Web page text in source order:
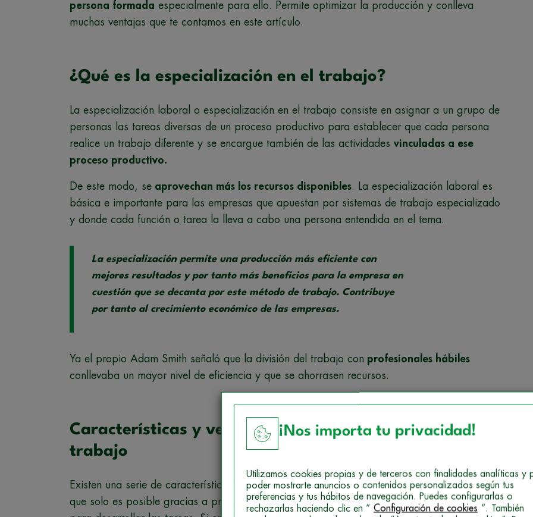
persona formada especialmente para ello. Permite optimizar la producción y conlleva
muchas ventajas que te contamos en este artículo.
¿Qué es la especialización en el trabajo?
La especialización laboral o especialización en el trabajo consiste en asignar a un grupo de
personas las tareas diversas de un proceso productivo para establecer que cada persona
realice un trabajo diferente y se encargue también de las actividades vinculadas a ese
proceso productivo.
De este modo, se aprovechan más los recursos disponibles. La especialización laboral es
básica e importante para las empresas que apuestan por sistemas de trabajo especializado
y donde cada función o tarea la lleva a cabo una persona entendida en el tema.
La especialización permite una producción más eficiente con
mejores resultados y por tanto más beneficios para la empresa en
cuestión que se decanta por este método de trabajo. Contribuye
por tanto al crecimiento económico de las empresas.
Ya el propio Adam Smith señaló que la división del trabajo con profesionales hábiles
conllevaba un mayor nivel de eficiencia y que se ahorrasen recursos.
Características y ventajas de la especialización en el
trabajo
Existen una serie de características propias de la especialización del trabajo. Por ejemplo
que solo es posible gracias a profesionales preparados, con conocimientos y capacidades
¡Nos importa tu privacidad!
Utilizamos cookies propias y de terceros con finalidades analíticas y
poder mostrarte anuncios o contenidos personalizados según tus
preferencias y tus hábitos de navegación. Puedes configurarlas o
rechazarlas haciendo clic en “ Configuración de cookies ”. También